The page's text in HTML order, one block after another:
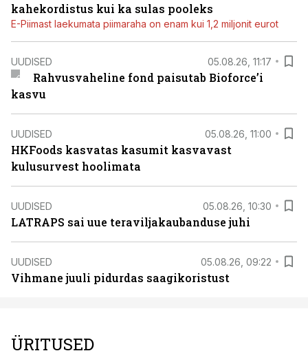
kahekordistus kui ka sulas pooleks
E-Piimast laekumata piimaraha on enam kui 1,2 miljonit eurot
UUDISED 05.08.26, 11:17
Rahvusvaheline fond paisutab Bioforce’i
kasvu
UUDISED 05.08.26, 11:00
HKFoods kasvatas kasumit kasvavast
kulusurvest hoolimata
UUDISED 05.08.26, 10:30
LATRAPS sai uue teraviljakaubanduse juhi
UUDISED 05.08.26, 09:22
Vihmane juuli pidurdas saagikoristust
ÜRITUSED